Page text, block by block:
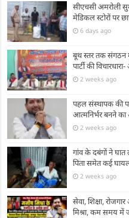
सीएचसी अमरोली
मेडिकल स्टोरों पर
6 days ago
बूथ स्तर तक संगठन
पार्टी की
2 weeks ago
पहल संस्थापक की
आत्मनिर्भर बनने
2 weeks ago
गांव के दबंगों ने
पिता समेत कई
2 weeks ago
सेवा, शिक्षा,
मिश्रा, कम समय में